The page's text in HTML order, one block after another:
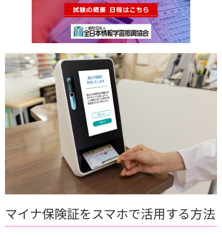
マイナ保険証をスマホで活用する方法